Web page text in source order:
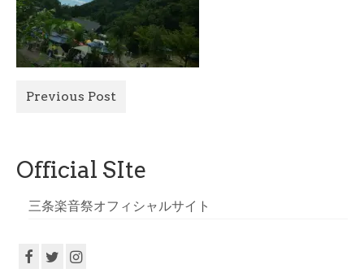
Previous Post
Official SIte
三条楽音祭オフィシャルサイト